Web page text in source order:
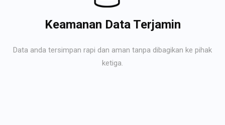
Keamanan Data Terjamin
Data anda tersimpan rapi dan aman tanpa dibagikan ke pihak
ketiga.